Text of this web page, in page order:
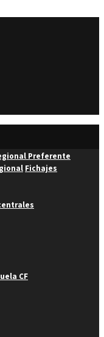
Preferente
Fichajes
CF